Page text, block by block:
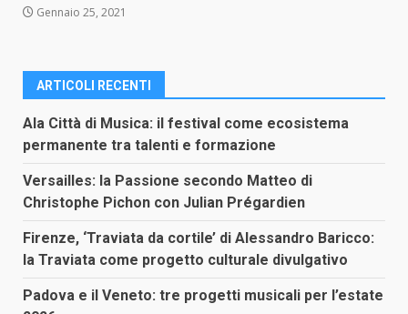
Gennaio 25, 2021
ARTICOLI RECENTI
Ala Città di Musica: il festival come ecosistema
permanente tra talenti e formazione
Versailles: la Passione secondo Matteo di
Christophe Pichon con Julian Prégardien
Firenze, ‘Traviata da cortile’ di Alessandro Baricco:
la Traviata come progetto culturale divulgativo
Padova e il Veneto: tre progetti musicali per l’estate